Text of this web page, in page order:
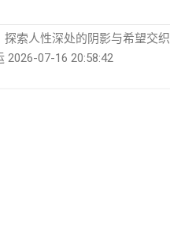
探索人性深处的阴影与希望交织
2026-07-16 20:58:42